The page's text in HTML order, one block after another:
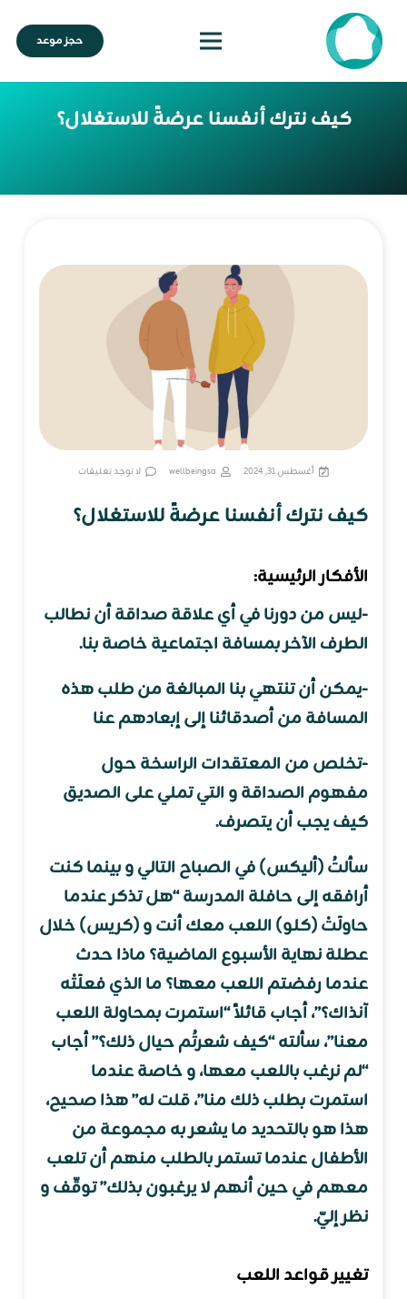
حجز موعد
كيف نترك أنفسنا عرضةً للاستغلال؟
أغسطس 31, 2024 wellbeingsa لا توجد تعليقات
كيف نترك أنفسنا عرضةً للاستغلال؟
الأفكار الرئيسية:
-ليس من دورنا في أي علاقة صداقة أن نطالب
الطرف الآخر بمسافة اجتماعية خاصة بنا.
-يمكن أن تنتهي بنا المبالغة من طلب هذه
المسافة من أصدقائنا إلى إبعادهم عنا
-تخلص من المعتقدات الراسخة حول
مفهوم الصداقة و التي تملي على الصديق
كيف يجب أن يتصرف.
سألتُ (أليكس) في الصباح التالي و بينما كنت
أرافقه إلى حافلة المدرسة “هل تذكر عندما
حاولَتْ (كلو) اللعب معك أنت و (كريس) خلال
عطلة نهاية الأسبوع الماضية؟ ماذا حدث
عندما رفضتم اللعب معها؟ ما الذي فعلَتْه
آنذاك؟”، أجاب قائلاً “استمرت بمحاولة اللعب
معنا”، سألته “كيف شعرتُم حيال ذلك؟” أجاب
“لم نرغب باللعب معها، و خاصة عندما
استمرت بطلب ذلك منا”، قلت له” هذا صحيح،
هذا هو بالتحديد ما يشعر به مجموعة من
الأطفال عندما تستمر بالطلب منهم أن تلعب
معهم في حين أنهم لا يرغبون بذلك” توقّف و
نظر إليّ.
تغيير قواعد اللعب